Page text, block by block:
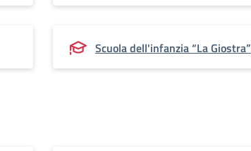
Scuola dell'infanzia “La Giostra”